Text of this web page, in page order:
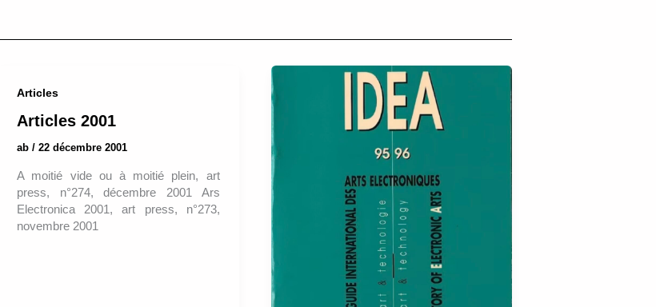
Articles
Articles 2001
ab/22 décembre 2001
A moitié vide ou à moitié plein, art
press, n°274, décembre 2001 Ars
Electronica 2001, art press, n°273,
novembre 2001